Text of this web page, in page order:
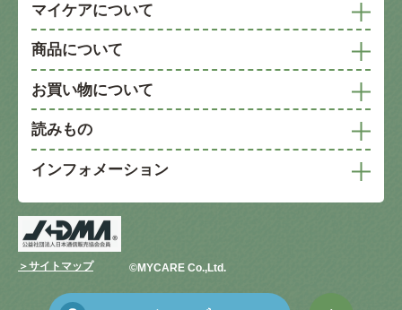
マイケアについて
商品について
お買い物について
読みもの
インフォメーション
＞サイトマップ ©︎MYCARE Co.,Ltd.